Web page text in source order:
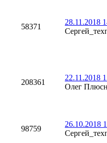
58371
28.11.2018
208361
22.11.2018
Олег
98759
26.10.2018